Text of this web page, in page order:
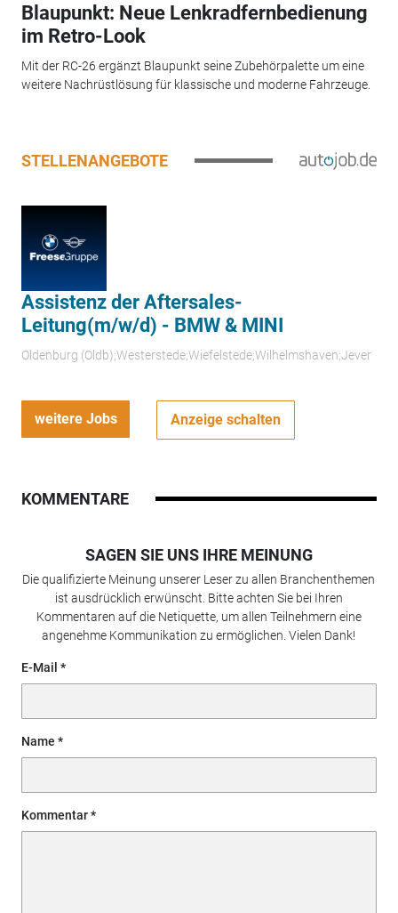
Blaupunkt: Neue Lenkradfernbedienung
im Retro-Look
Mit der RC-26 ergänzt Blaupunkt seine Zubehörpalette um eine
weitere Nachrüstlösung für klassische und moderne Fahrzeuge.
STELLENANGEBOTE
Assistenz der Aftersales-
Leitung(m/w/d) - BMW & MINI
Oldenburg (Oldb);Westerstede;Wiefelstede;Wilhelmshaven;Jever
weitere Jobs Anzeige schalten
KOMMENTARE
SAGEN SIE UNS IHRE MEINUNG
Die qualifizierte Meinung unserer Leser zu allen Branchenthemen
ist ausdrücklich erwünscht. Bitte achten Sie bei Ihren
Kommentaren auf die Netiquette, um allen Teilnehmern eine
angenehme Kommunikation zu ermöglichen. Vielen Dank!
E-Mail
Name
Kommentar